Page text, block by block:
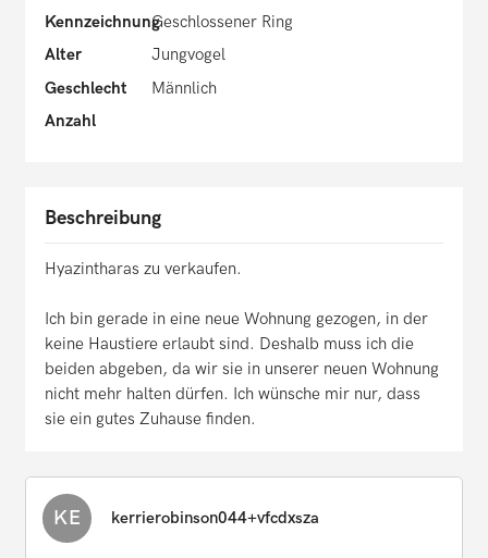
KennzeichnungGeschlossener Ring
Alter
Jungvogel
Geschlecht
Männlich
Anzahl
Beschreibung
Hyazintharas zu verkaufen.
Ich bin gerade in eine neue Wohnung gezogen, in der
keine Haustiere erlaubt sind. Deshalb muss ich die
beiden abgeben, da wir sie in unserer neuen Wohnung
nicht mehr halten dürfen. Ich wünsche mir nur, dass
sie ein gutes Zuhause finden.
KE kerrierobinson044+vfcdxsza